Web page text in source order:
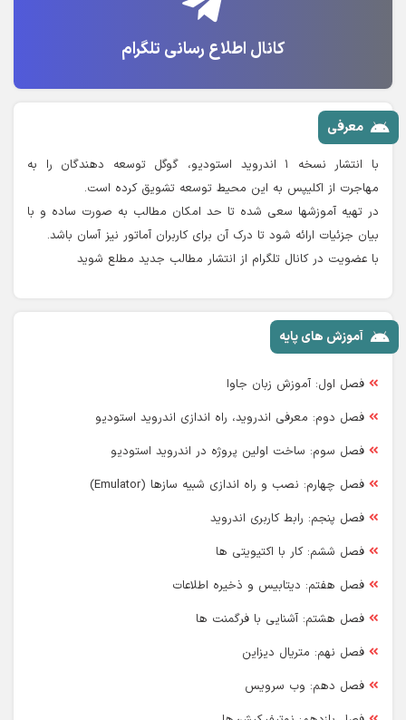
کانال اطلاع رسانی تلگرام
معرفی
با انتشار نسخه ۱ اندروید استودیو، گوگل توسعه دهندگان را به
مهاجرت از اکلیپس به این محیط توسعه تشویق کرده است.
در تهیه آموزشها سعی شده تا حد امکان مطالب به صورت ساده و با
بیان جزئیات ارائه شود تا درک آن برای کاربران آماتور نیز آسان باشد.
با عضویت در کانال تلگرام از انتشار مطالب جدید مطلع شوید
آموزش های پایه
فصل اول: آموزش زبان جاوا
فصل دوم: معرفی اندروید، راه اندازی اندروید استودیو
فصل سوم: ساخت اولین پروژه در اندروید استودیو
فصل چهارم: نصب و راه اندازی شبیه سازها (Emulator)
فصل پنجم: رابط کاربری اندروید
فصل ششم: کار با اکتیویتی ها
فصل هفتم: دیتابیس و ذخیره اطلاعات
فصل هشتم: آشنایی با فرگمنت ها
فصل نهم: متریال دیزاین
فصل دهم: وب سرویس